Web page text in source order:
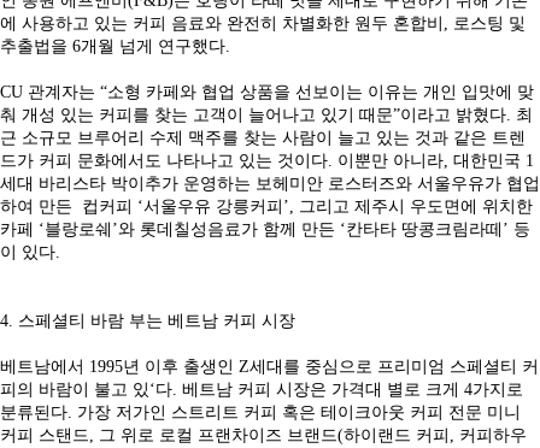
에 사용하고 있는 커피 음료와 완전히 차별화한 원두 혼합비, 로스팅 및
추출법을 6개월 넘게 연구했다.
CU 관계자는 “소형 카페와 협업 상품을 선보이는 이유는 개인 입맛에 맞
춰 개성 있는 커피를 찾는 고객이 늘어나고 있기 때문”이라고 밝혔다. 최
근 소규모 브루어리 수제 맥주를 찾는 사람이 늘고 있는 것과 같은 트렌
드가 커피 문화에서도 나타나고 있는 것이다. 이뿐만 아니라, 대한민국 1
세대 바리스타 박이추가 운영하는 보헤미안 로스터즈와 서울우유가 협업
하여 만든 컵커피 ‘서울우유 강릉커피’, 그리고 제주시 우도면에 위치한
카페 ‘블랑로쉐’와 롯데칠성음료가 함께 만든 ‘칸타타 땅콩크림라떼’ 등
이 있다.
4. 스페셜티 바람 부는 베트남 커피 시장
베트남에서 1995년 이후 출생인 Z세대를 중심으로 프리미엄 스페셜티 커
피의 바람이 불고 있‘다. 베트남 커피 시장은 가격대 별로 크게 4가지로
분류된다. 가장 저가인 스트리트 커피 혹은 테이크아웃 커피 전문 미니
커피 스탠드, 그 위로 로컬 프랜차이즈 브랜드(하이랜드 커피, 커피하우